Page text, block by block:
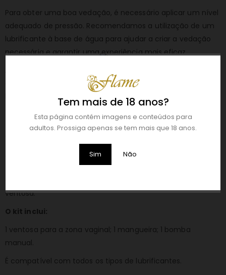
Tem mais de 18 anos?
Esta página contém imagens e conteúdos para
adultos. Prossiga apenas se tem mais que 18 anos.
Sim Não
Para obter uma boa vedação, é necessário aplicar um nível
adequado de pressão. Recomendamos a utilização de um
lubrificante à base de água para ajudar a criar a vedação
necessária e garantir uma experiência mais eficaz.
a ventosa sobre a zona erógena desejada e pressionar a
bomba para atrair o sangue para a área. Sentirá a sucção
tamanho e sensibilidade. Para libertar a pressão, basta
A ventosa de acrílico de qualidade industrial pode ser
facilmente separada da bomba, utilizando o sistema de
ventosa.
O kit inclui:
1 ventosa para a zona vaginal; 1 mangueira; 1 bomba
manual.
É compatível com todos os tipos de lubrificantes.